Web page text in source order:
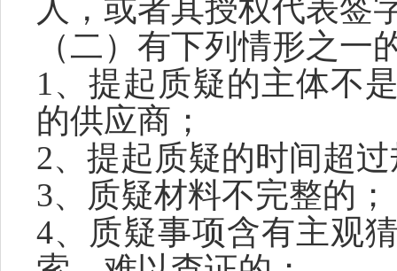
人，或者其授权代表签
（二）有下列情形之一
1、提起质疑的主体不
的供应商；
2、提起质疑的时间超
3、质疑材料不完整的；
4、质疑事项含有主观